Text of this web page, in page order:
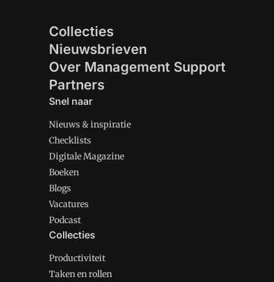
Collecties
Nieuwsbrieven
Over Management Support
Partners
Snel naar
Nieuws & inspiratie
Checklists
Digitale Magazine
Boeken
Blogs
Vacatures
Podcast
Collecties
Productiviteit
Taken en rollen